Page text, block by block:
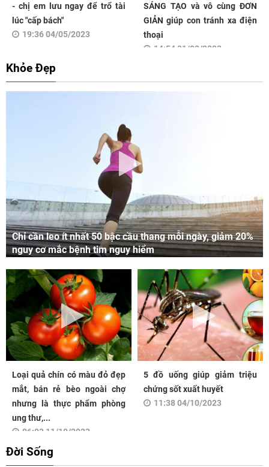
- chị em lưu ngay để trổ tài
lúc "cấp bách"
19:36 04/05/2023
SÁNG TẠO và vô cùng ĐƠN
GIẢN giúp con tránh xa điện
thoại
14:54 31/03/2023
Khỏe Đẹp
Chỉ cần leo ít nhất 50 bậc cầu thang mỗi ngày, giảm 20%
nguy cơ mắc bệnh tim nguy hiểm
Loại quả chín có màu đỏ đẹp
mắt, bán rẻ bèo ngoài chợ
nhưng là thực phẩm phòng
ung thư,...
06:03 11/10/2023
5 đồ uống giúp giảm triệu
chứng sốt xuất huyết
11:38 04/10/2023
Đời Sống